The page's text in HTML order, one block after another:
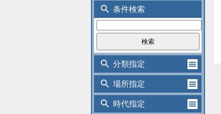
search 条件検索
search 分類指定
search 場所指定
search 時代指定